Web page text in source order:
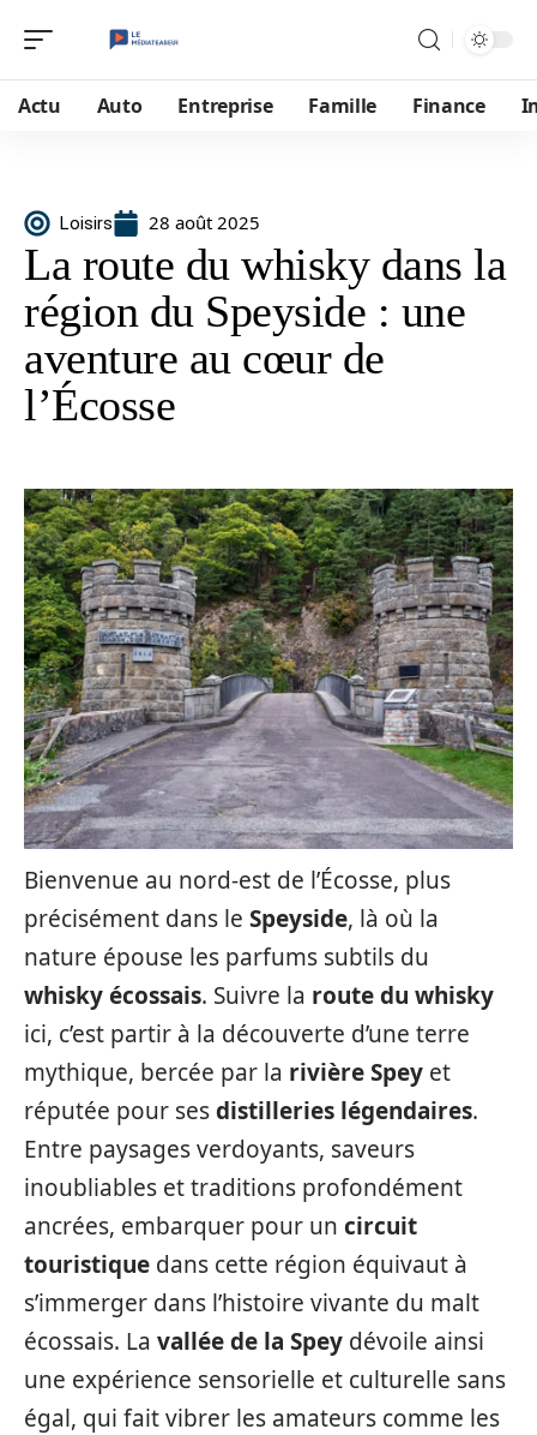
Actu Auto Entreprise Famille Finance
Loisirs 28 août 2025
La route du whisky dans la
région du Speyside : une
aventure au cœur de
l’Écosse
Bienvenue au nord-est de l’Écosse, plus
précisément dans le Speyside, là où la
nature épouse les parfums subtils du
whisky écossais. Suivre la route du whisky
ici, c’est partir à la découverte d’une terre
mythique, bercée par la rivière Spey et
réputée pour sesdistilleries légendaires.
Entre paysages verdoyants, saveurs
inoubliables et traditions profondément
ancrées, embarquer pour un circuit
touristique dans cette région équivaut à
s’immerger dans l’histoire vivante du malt
écossais. La vallée de la Spey dévoile ainsi
une expérience sensorielle et culturelle sans
égal, qui fait vibrer les amateurs comme les